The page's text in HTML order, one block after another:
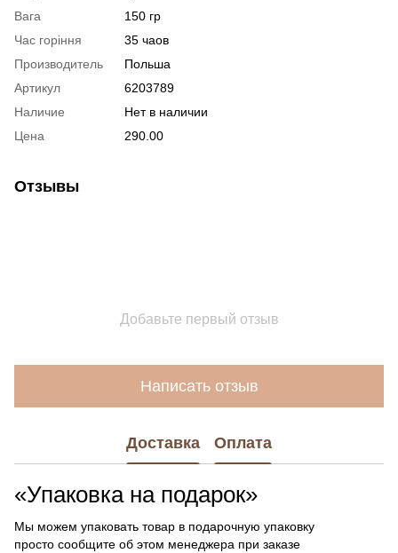
Вага
150 гр
Час горіння
35 чаов
Производитель
Польша
Артикул
6203789
Наличие
Нет в наличии
Цена
290.00
Отзывы
Добавьте первый отзыв
Написать отзыв
Доставка Оплата
«Упаковка на подарок»
Мы можем упаковать товар в подарочную упаковку
просто сообщите об этом менеджера при заказе